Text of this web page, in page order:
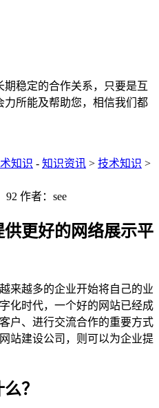
稳定的合作关系，只要是互
力所能及帮助您，相信我们都
知识 - 知识资讯 > 技术知识 >
92 作者：see
更好的网络展示平
来越多的企业开始将自己的业
化时代，一个好的网站已经成
户、进行交流合作的重要方式
站建设公司，则可以为企业提
？